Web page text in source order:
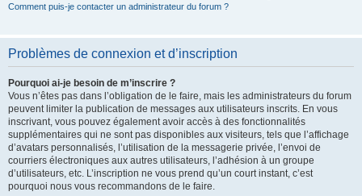
Comment puis-je contacter un administrateur du forum ?
Problèmes de connexion et d’inscription
Pourquoi ai-je besoin de m’inscrire ?
Vous n’êtes pas dans l’obligation de le faire, mais les administrateurs du forum
peuvent limiter la publication de messages aux utilisateurs inscrits. En vous
inscrivant, vous pouvez également avoir accès à des fonctionnalités
supplémentaires qui ne sont pas disponibles aux visiteurs, tels que l’affichage
d’avatars personnalisés, l’utilisation de la messagerie privée, l’envoi de
courriers électroniques aux autres utilisateurs, l’adhésion à un groupe
d’utilisateurs, etc. L’inscription ne vous prend qu’un court instant, c’est
pourquoi nous vous recommandons de le faire.